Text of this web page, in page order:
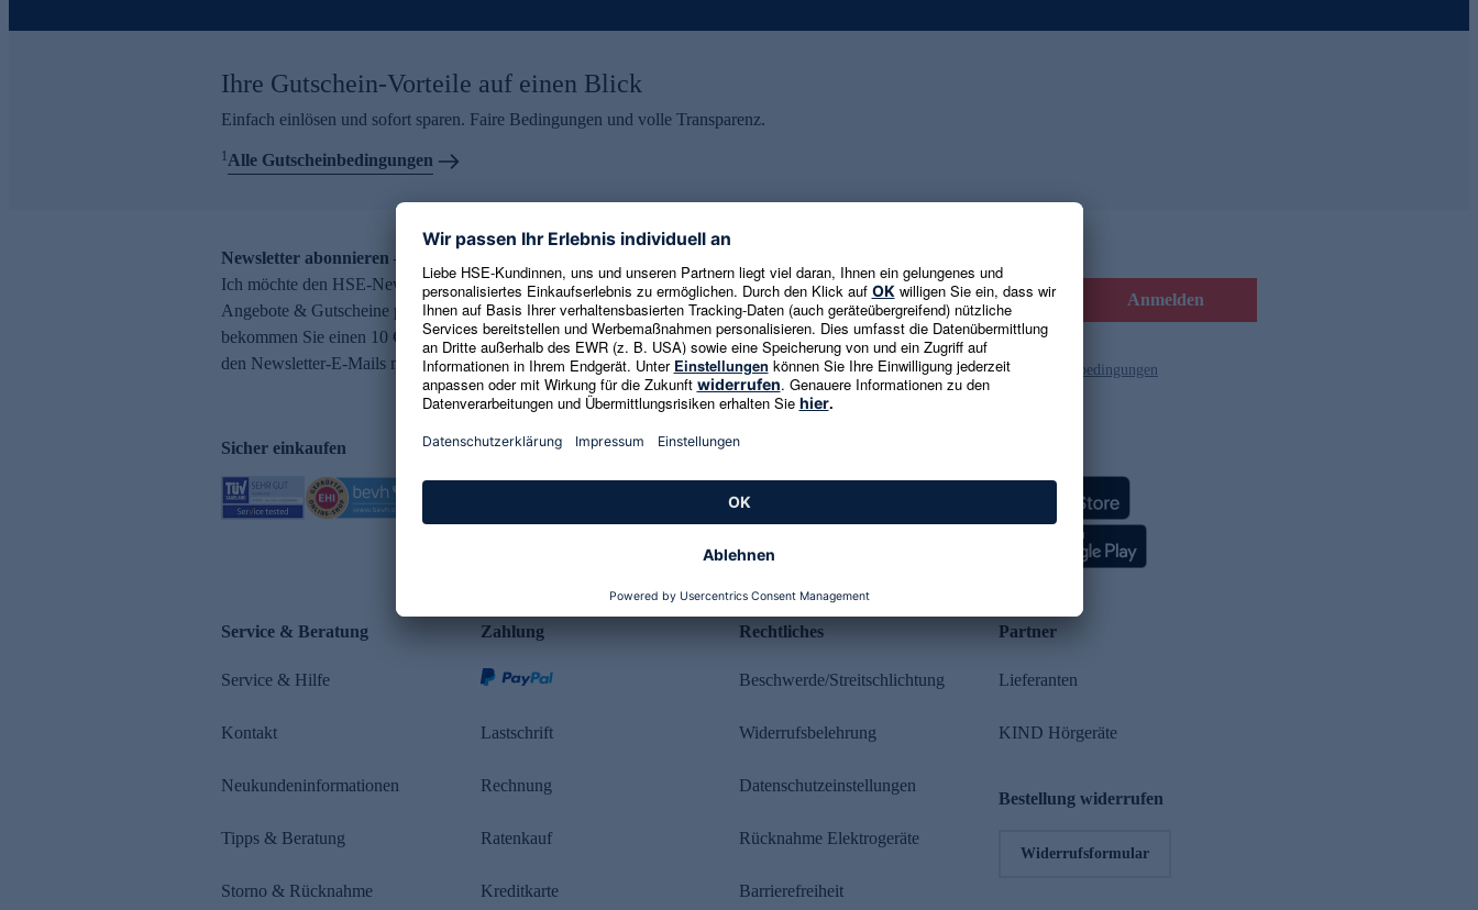
Ihre Gutschein-Vorteile auf einen Blick
Einfach einlösen und sofort sparen. Faire Bedingungen und volle Transparenz.
1Alle Gutscheinbedingungen
Newsletter abonnieren – 10 € Gutschein erhalten
Ich möchte den HSE-Newsletter abonnieren und aktuelle Trends,
Angebote & Gutscheine per E-Mail erhalten. Als Dankeschön
bekommen Sie einen 10 € Gutschein. Eine Abmeldung ist jederzeit in
den Newsletter-E-Mails möglich.
E-Mail-Adresse eingeben Anmelden
Es gelten die Datenschutzrichtlinienund die Gutscheinbedingungen
Sicher einkaufen Kundenbewertung
Service & Beratung
Service & Hilfe
Kontakt
Neukundeninformationen
Tipps & Beratung
Storno & Rücknahme
Zahlung
Lastschrift
Rechnung
Ratenkauf
Kreditkarte
Rechtliches
Beschwerde/Streitschlichtung
Widerrufsbelehrung
Datenschutzeinstellungen
Rücknahme Elektrogeräte
Barrierefreiheit
Partner
Lieferanten
KIND Hörgeräte
Bestellung widerrufen
Widerrufsformular